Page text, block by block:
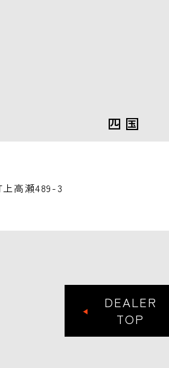
四国
高瀬489-3
DEALER
TOP